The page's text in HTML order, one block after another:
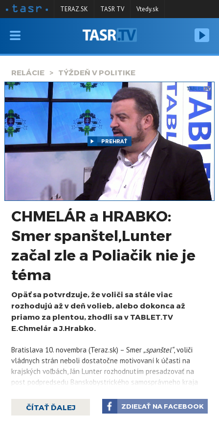
VYSIELANIE
SPRAVODAJSTVO
KONTAKT
ARCHÍV
TERAZ.SK TASR TV Vtedy.sk
RELÁCIE TÝŽDEŇ V POLITIKE
PREHRAŤ
CHMELÁR a HRABKO:
Smer spanštel,Lunter
začal zle a Poliačik nie je
téma
Opäť sa potvrdzuje, že voliči sa stále viac
rozhodujú až v deň volieb, alebo dokonca až
priamo za plentou, zhodli sa v TABLET.TV
E.Chmelár a J.Hrabko.
Bratislava 10. novembra (Teraz.sk) – Smer„spanštel“, voliči
vládnych strán neboli dostatočne motivovaní k účasti na
krajských voľbách, Ján Lunter rozhodnutím presadzovať na
post podpredsedu Banskobystrického samosprávneho kraja
Martina Poliačika opustiť SaS sa stane témou až vtedy, keď
bude súčasťou nejakého relevantného politického subjektu. V
ČÍTAŤ ĎALEJ ZDIEĽAŤ NA FACEBOOK